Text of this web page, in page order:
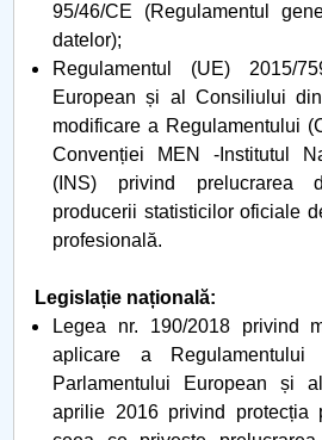
95/46/CE (Regulamentul
datelor);
Regulamentul (UE) 2015/
European și al Consiliului
modificare a Regulamentului
Convenției MEN -Institutul
(INS) privind prelucrarea
producerii statisticilor oficiale
profesională.
Legislație națională:
Legea nr. 190/2018 privind
aplicare a
Parlamentului European și
aprilie 2016 privind protecția